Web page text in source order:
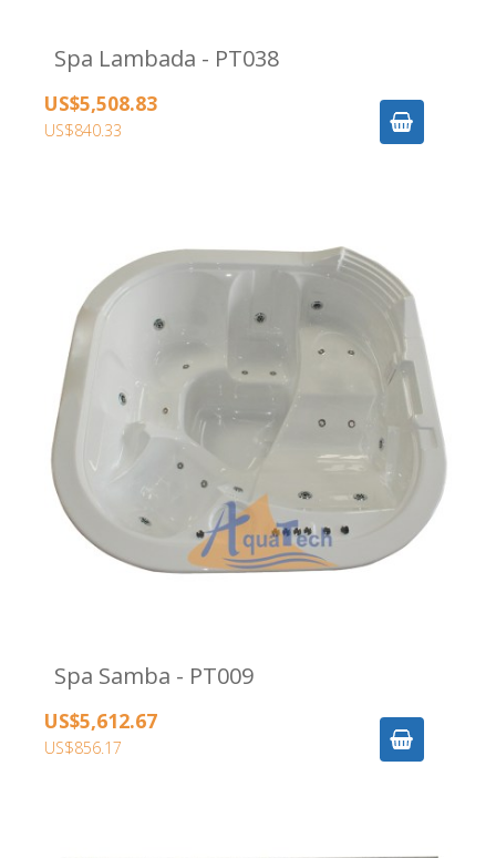
Spa Lambada - PT038
US$5,508.83
US$840.33
Spa Samba - PT009
US$5,612.67
US$856.17